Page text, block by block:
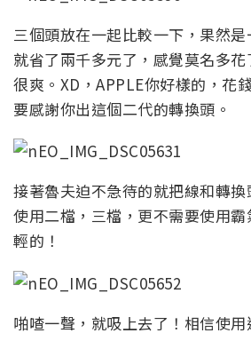
三個頭放在一起比較一下，果然
就省了兩千多元了，感覺莫名多
很爽。XD，APPLE你好樣的，花
要感謝你出這個二代的轉換頭。
接著魯夫迫不急待的就把線和轉
使用二檔，三檔，更不需要使用
輕的！
啪喳一聲，就吸上去了！相信使用